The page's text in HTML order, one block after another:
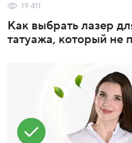
19 411
Как выбрать лазер
татуажа, который не